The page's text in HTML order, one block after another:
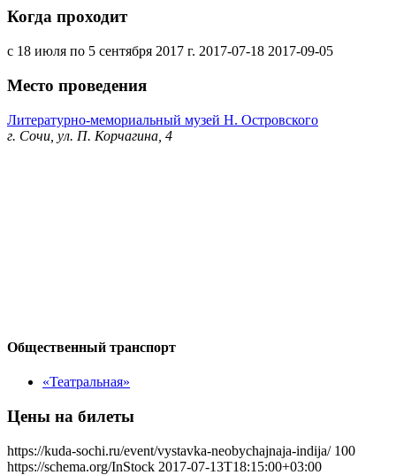
Когда проходит
с 18 июля по 5 сентября 2017 г. 2017-07-18 2017-09-05
Место проведения
Литературно-мемориальный музей Н. Островского
г. Сочи, ул. П. Корчагина, 4
Общественный транспорт
«Театральная»
Цены на билеты
https://kuda-sochi.ru/event/vystavka-neobychajnaja-indija/ 100
https://schema.org/InStock 2017-07-13T18:15:00+03:00